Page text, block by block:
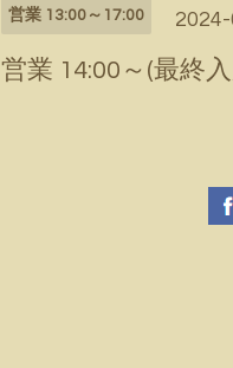
営業 13:00～17:00
営業 14:00～(最終